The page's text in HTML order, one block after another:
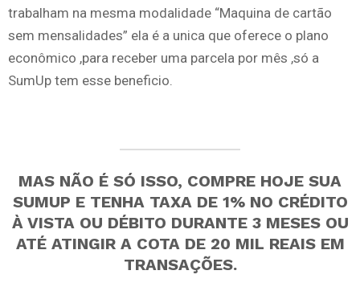
trabalham na mesma modalidade “Maquina de cartão
sem mensalidades” ela é a unica que oferece o plano
econômico ,para receber uma parcela por mês ,só a
SumUp tem esse beneficio.
MAS NÃO É SÓ ISSO, COMPRE HOJE SUA
SUMUP E TENHA TAXA DE 1% NO CRÉDITO
À VISTA OU DÉBITO DURANTE 3 MESES OU
ATÉ ATINGIR A COTA DE 20 MIL REAIS EM
TRANSAÇÕES.